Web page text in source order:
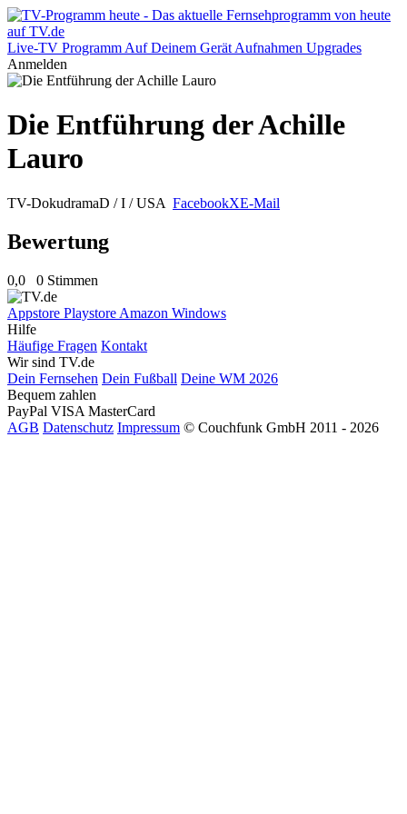
Live-TV Programm Auf Deinem Gerät Aufnahmen Upgrades
Anmelden
Die Entführung der Achille
Lauro
TV-DokudramaD / I / USA FacebookXE-Mail
Bewertung
0,0 0 Stimmen
Appstore Playstore Amazon Windows
Hilfe
Häufige Fragen Kontakt
Wir sind TV.de
Dein Fernsehen Dein Fußball Deine WM 2026
Bequem zahlen
PayPal VISA MasterCard
AGB Datenschutz Impressum © Couchfunk GmbH 2011 - 2026